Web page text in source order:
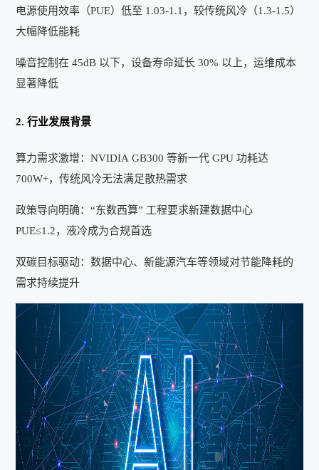
电源使用效率（PUE）低至 1.03-1.1，较传统风冷（1.3-1.5）
大幅降低能耗
噪音控制在 45dB 以下，设备寿命延长 30% 以上，运维成本
显著降低
2. 行业发展背景
算力需求激增：NVIDIA GB300 等新一代 GPU 功耗达
700W+，传统风冷无法满足散热需求
政策导向明确：“东数西算” 工程要求新建数据中心
PUE≤1.2，液冷成为合规首选
双碳目标驱动：数据中心、新能源汽车等领域对节能降耗的
需求持续提升